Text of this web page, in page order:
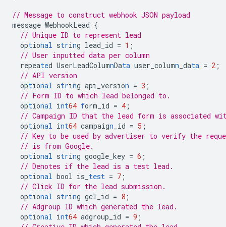
// Message to construct webhook JSON payload
message WebhookLead {
// Unique ID to represent lead
optional string lead_id = 1 ;
// User inputted data per column
repeated UserLeadColumnData user_column _data = 2 ;
// API version
optional string api_version = 3 ;
// Form ID to which lead belonged to.
optional int64 form_id = 4 ;
// Campaign ID that the lead form is associated
optional int64 campaign _id = 5 ;
// Key to be used by advertiser to verify the
// is from Google.
optional string google_key = 6 ;
// Denotes if the lead is a test lead.
optional bool is_ test = 7 ;
// Click ID for the lead submission.
optional string gcl_id = 8 ;
// Adgroup ID which generated the lead.
optional int64 adgroup_id = 9 ;